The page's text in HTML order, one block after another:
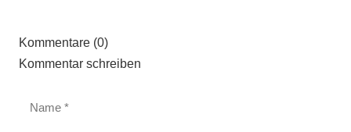
Kommentare (0)
Kommentar schreiben